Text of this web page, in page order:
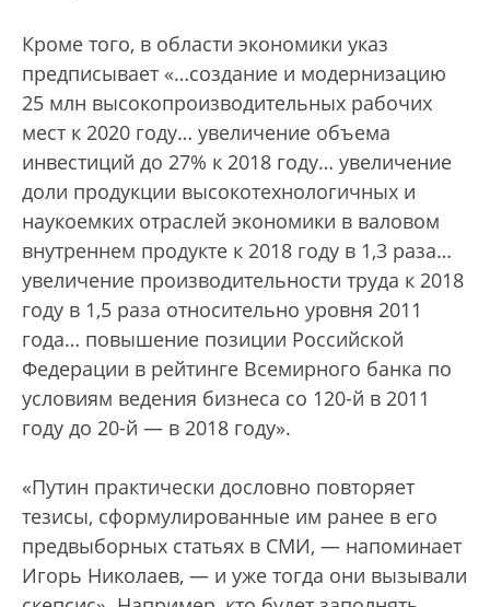
Кроме того, в области экономики указ
предписывает «…создание и модернизацию
25 млн высокопроизводительных рабочих
мест к 2020 году… увеличение объема
инвестиций до 27% к 2018 году… увеличение
доли продукции высокотехнологичных и
наукоемких отраслей экономики в валовом
внутреннем продукте к 2018 году в 1,3 раза…
увеличение производительности труда к 2018
году в 1,5 раза относительно уровня 2011
года… повышение позиции Российской
Федерации в рейтинге Всемирного банка по
условиям ведения бизнеса со 120-й в 2011
году до 20-й — в 2018 году».
«Путин практически дословно повторяет
тезисы, сформулированные им ранее в его
предвыборных статьях в СМИ, — напоминает
Игорь Николаев, — и уже тогда они вызывали